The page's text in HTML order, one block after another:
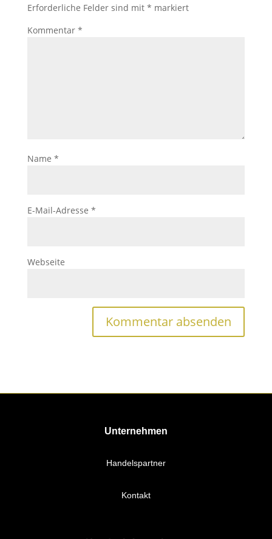
Erforderliche Felder sind mit * markiert
Kommentar *
Name *
E-Mail-Adresse *
Webseite
Unternehmen
Handelspartner
Kontakt